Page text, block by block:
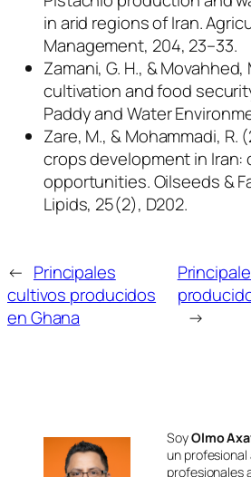
in arid regions of Iran.
Management, 204, 23–33.
Zamani, G. H., & Movahhed,
cultivation and food
Paddy and Water
Zare, M., & Mohammadi, R.
crops development in Iran:
opportunities. Oilseeds &
Lipids, 25(2), D202.
← Principales
cultivos producidos
en Ghana
→
SoyOlmo
un profesional
profesionales